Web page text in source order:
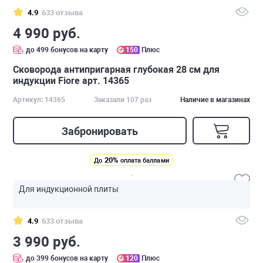
4.9 633 отзыва
4 990 руб.
до 499 бонусов на карту 150 Плюс
Сковорода антипригарная глубокая 28 см для
индукции Fiore арт. 14365
Артикул: 14365 Заказали 107 раз Наличие в магазинах
Забронировать
До 20% оплата баллами
Для индукционной плиты
4.9 633 отзыва
3 990 руб.
до 399 бонусов на карту 120 Плюс